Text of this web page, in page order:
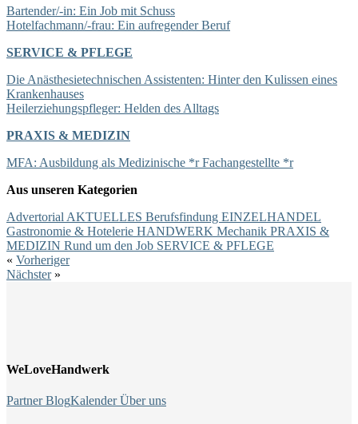
Bartender/-in: Ein Job mit Schuss
Hotelfachmann/-frau: Ein aufregender Beruf
SERVICE & PFLEGE
Die Anästhesietechnischen Assistenten: Hinter den Kulissen eines
Krankenhauses
Heilerziehungspfleger: Helden des Alltags
PRAXIS & MEDIZIN
MFA: Ausbildung als Medizinische *r Fachangestellte *r
Aus unseren Kategorien
Advertorial AKTUELLES Berufsfindung EINZELHANDEL
Gastronomie & Hotelerie HANDWERK Mechanik PRAXIS &
MEDIZIN Rund um den Job SERVICE & PFLEGE
« Vorheriger
Nächster»
WeLoveHandwerk
PartnerBlogKalenderÜber uns